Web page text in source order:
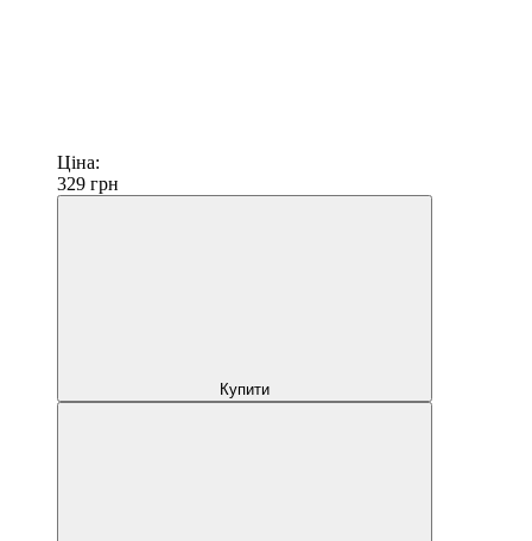
Ціна:
329 грн
Купити